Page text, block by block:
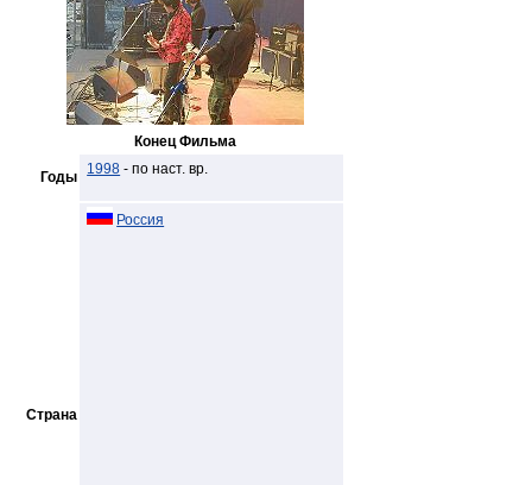
Конец Фильма
Годы 1998 - по наст. вр.
Страна
Россия